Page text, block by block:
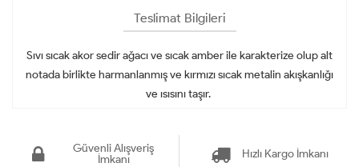
Teslimat Bilgileri
Sıvı sıcak akor sedir ağacı ve sıcak amber ile karakterize olup alt
notada birlikte harmanlanmış ve kırmızı sıcak metalin akışkanlığı
ve ısısını taşır.
Güvenli Alışveriş
İmkanı
Hızlı Kargo İmkanı